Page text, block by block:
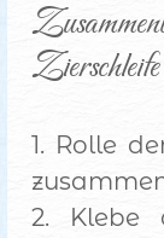
Zierschleife
1. Rolle
2. Klebe